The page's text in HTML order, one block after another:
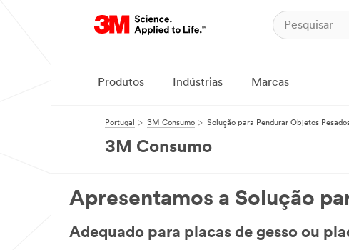
Produtos Indústrias Marcas
Portugal 3M Consumo Solução para Pendurar Objetos
3M Consumo
Apresentamos a Solução
Adequado para placas de gesso ou